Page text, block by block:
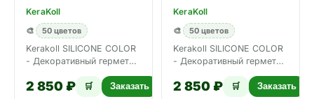
KeraKoll
🎨 50 цветов
Kerakoll SILICONE COLOR
- Декоративный герметик
цветов Design. <
2 850 ₽ 🛒 Заказать
KeraKoll
🎨 50 цветов
Kerakoll SILICONE COLOR
- Декоративный герметик
цветов Design. <
2 850 ₽ 🛒 Заказать